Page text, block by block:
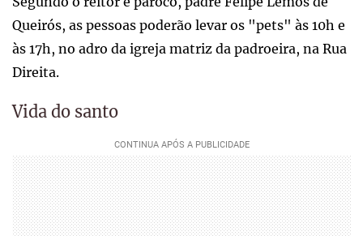
Queirós, as pessoas poderão levar os "pets" às 10h e
às 17h, no adro da igreja matriz da padroeira, na Rua
Direita.
Vida do santo